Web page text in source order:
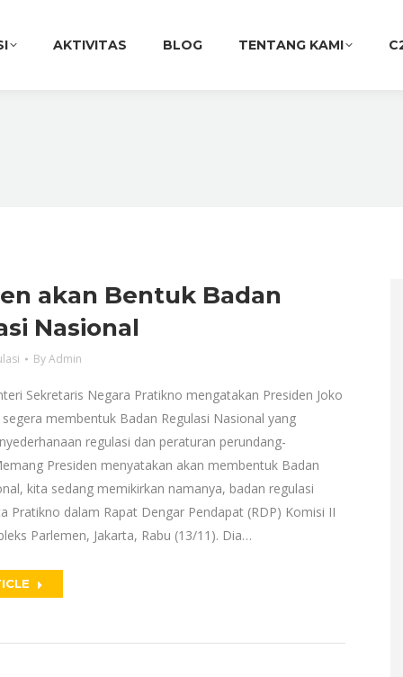
AKTIVITAS BLOG TENTANG KAMI
akan Bentuk Badan
Nasional
ByAdmin
Sekretaris Negara Pratikno mengatakan Presiden Joko
membentuk Badan Regulasi Nasional yang
regulasi dan peraturan perundang-
Presiden menyatakan akan membentuk Badan
kita sedang memikirkan namanya, badan regulasi
Pratikno dalam Rapat Dengar Pendapat (RDP) Komisi II
Parlemen, Jakarta, Rabu (13/11). Dia…